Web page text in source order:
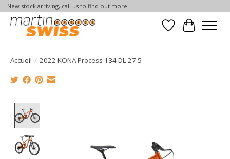
New stock arriving, call us to find out more!
Liste dePanier
Accueil / 2022 KONA Process 134 DL 27.5